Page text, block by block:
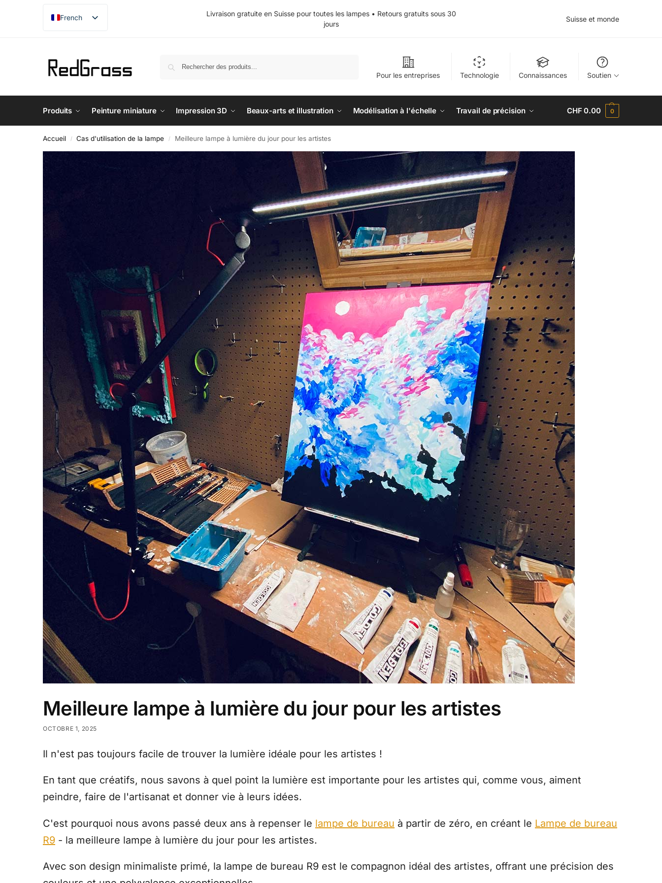
French
English
Japanese
Livraison gratuite en Suisse pour toutes les lampes • Retours gratuits sous 30
jours
Suisse et monde
Pour les entreprises Technologie Connaissances Soutien
Produits Peinture miniature Impression 3D Beaux-arts et illustration Modélisation à l'échelle Travail de précision CHF 0.00 0
Accueil / Cas d'utilisation de la lampe / Meilleure lampe à lumière du jour pour les artistes
Meilleure lampe à lumière du jour pour les artistes
OCTOBRE 1, 2025
Il n'est pas toujours facile de trouver la lumière idéale pour les artistes !
En tant que créatifs, nous savons à quel point la lumière est importante pour les artistes qui, comme vous, aiment
peindre, faire de l'artisanat et donner vie à leurs idées.
C'est pourquoi nous avons passé deux ans à repenser le lampe de bureau à partir de zéro, en créant le Lampe de bureau
R9 - la meilleure lampe à lumière du jour pour les artistes.
Avec son design minimaliste primé, la lampe de bureau R9 est le compagnon idéal des artistes, offrant une précision des